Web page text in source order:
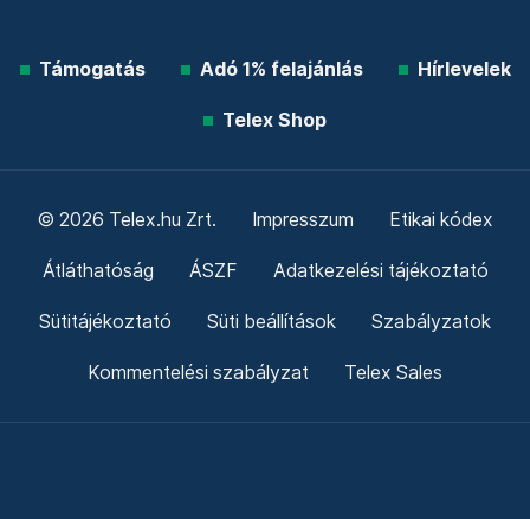
Támogatás Adó 1% felajánlás Hírlevelek
Telex Shop
© 2026 Telex.hu Zrt. Impresszum Etikai kódex
Átláthatóság ÁSZF Adatkezelési tájékoztató
Sütitájékoztató Süti beállítások Szabályzatok
Kommentelési szabályzat Telex Sales